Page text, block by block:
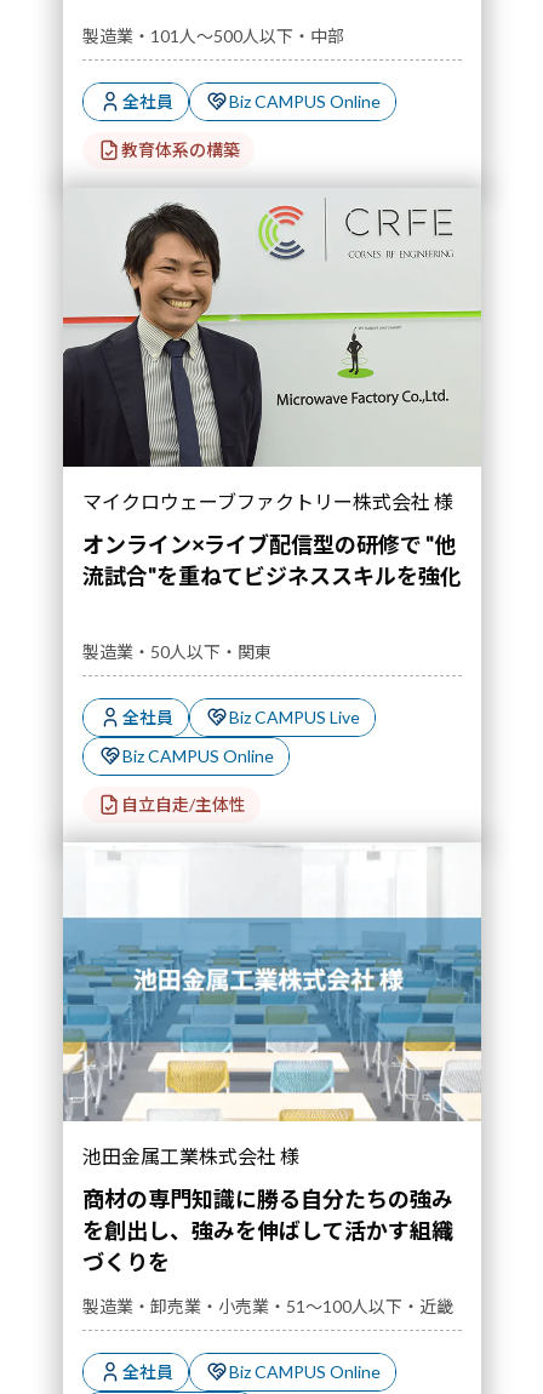
製造業・101人～500人以下・中部
全社員 Biz CAMPUS Online
教育体系の構築
マイクロウェーブファクトリー株式会社 様
オンライン×ライブ配信型の研修で "他
流試合"を重ねてビジネススキルを強化
製造業・50人以下・関東
全社員
Biz CAMPUS Live
Biz CAMPUS Online
自立自走/主体性
池田金属工業株式会社 様
商材の専門知識に勝る自分たちの強み
を創出し、強みを伸ばして活かす組織
づくりを
製造業・卸売業・小売業・51～100人以下・近畿
全社員
Biz CAMPUS Online